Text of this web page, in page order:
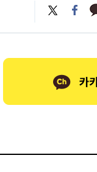
트
위
페
이
카
카